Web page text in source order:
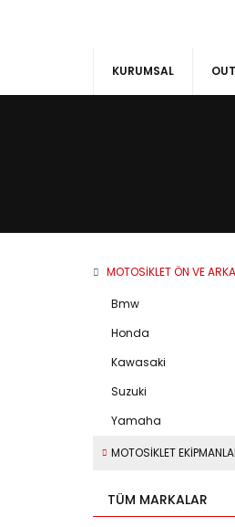
KURUMSAL
MOTOSIKLET ÖN VE
Bmw
Honda
Kawasaki
Suzuki
Yamaha
MOTOSİKLET
TÜM MARKALAR